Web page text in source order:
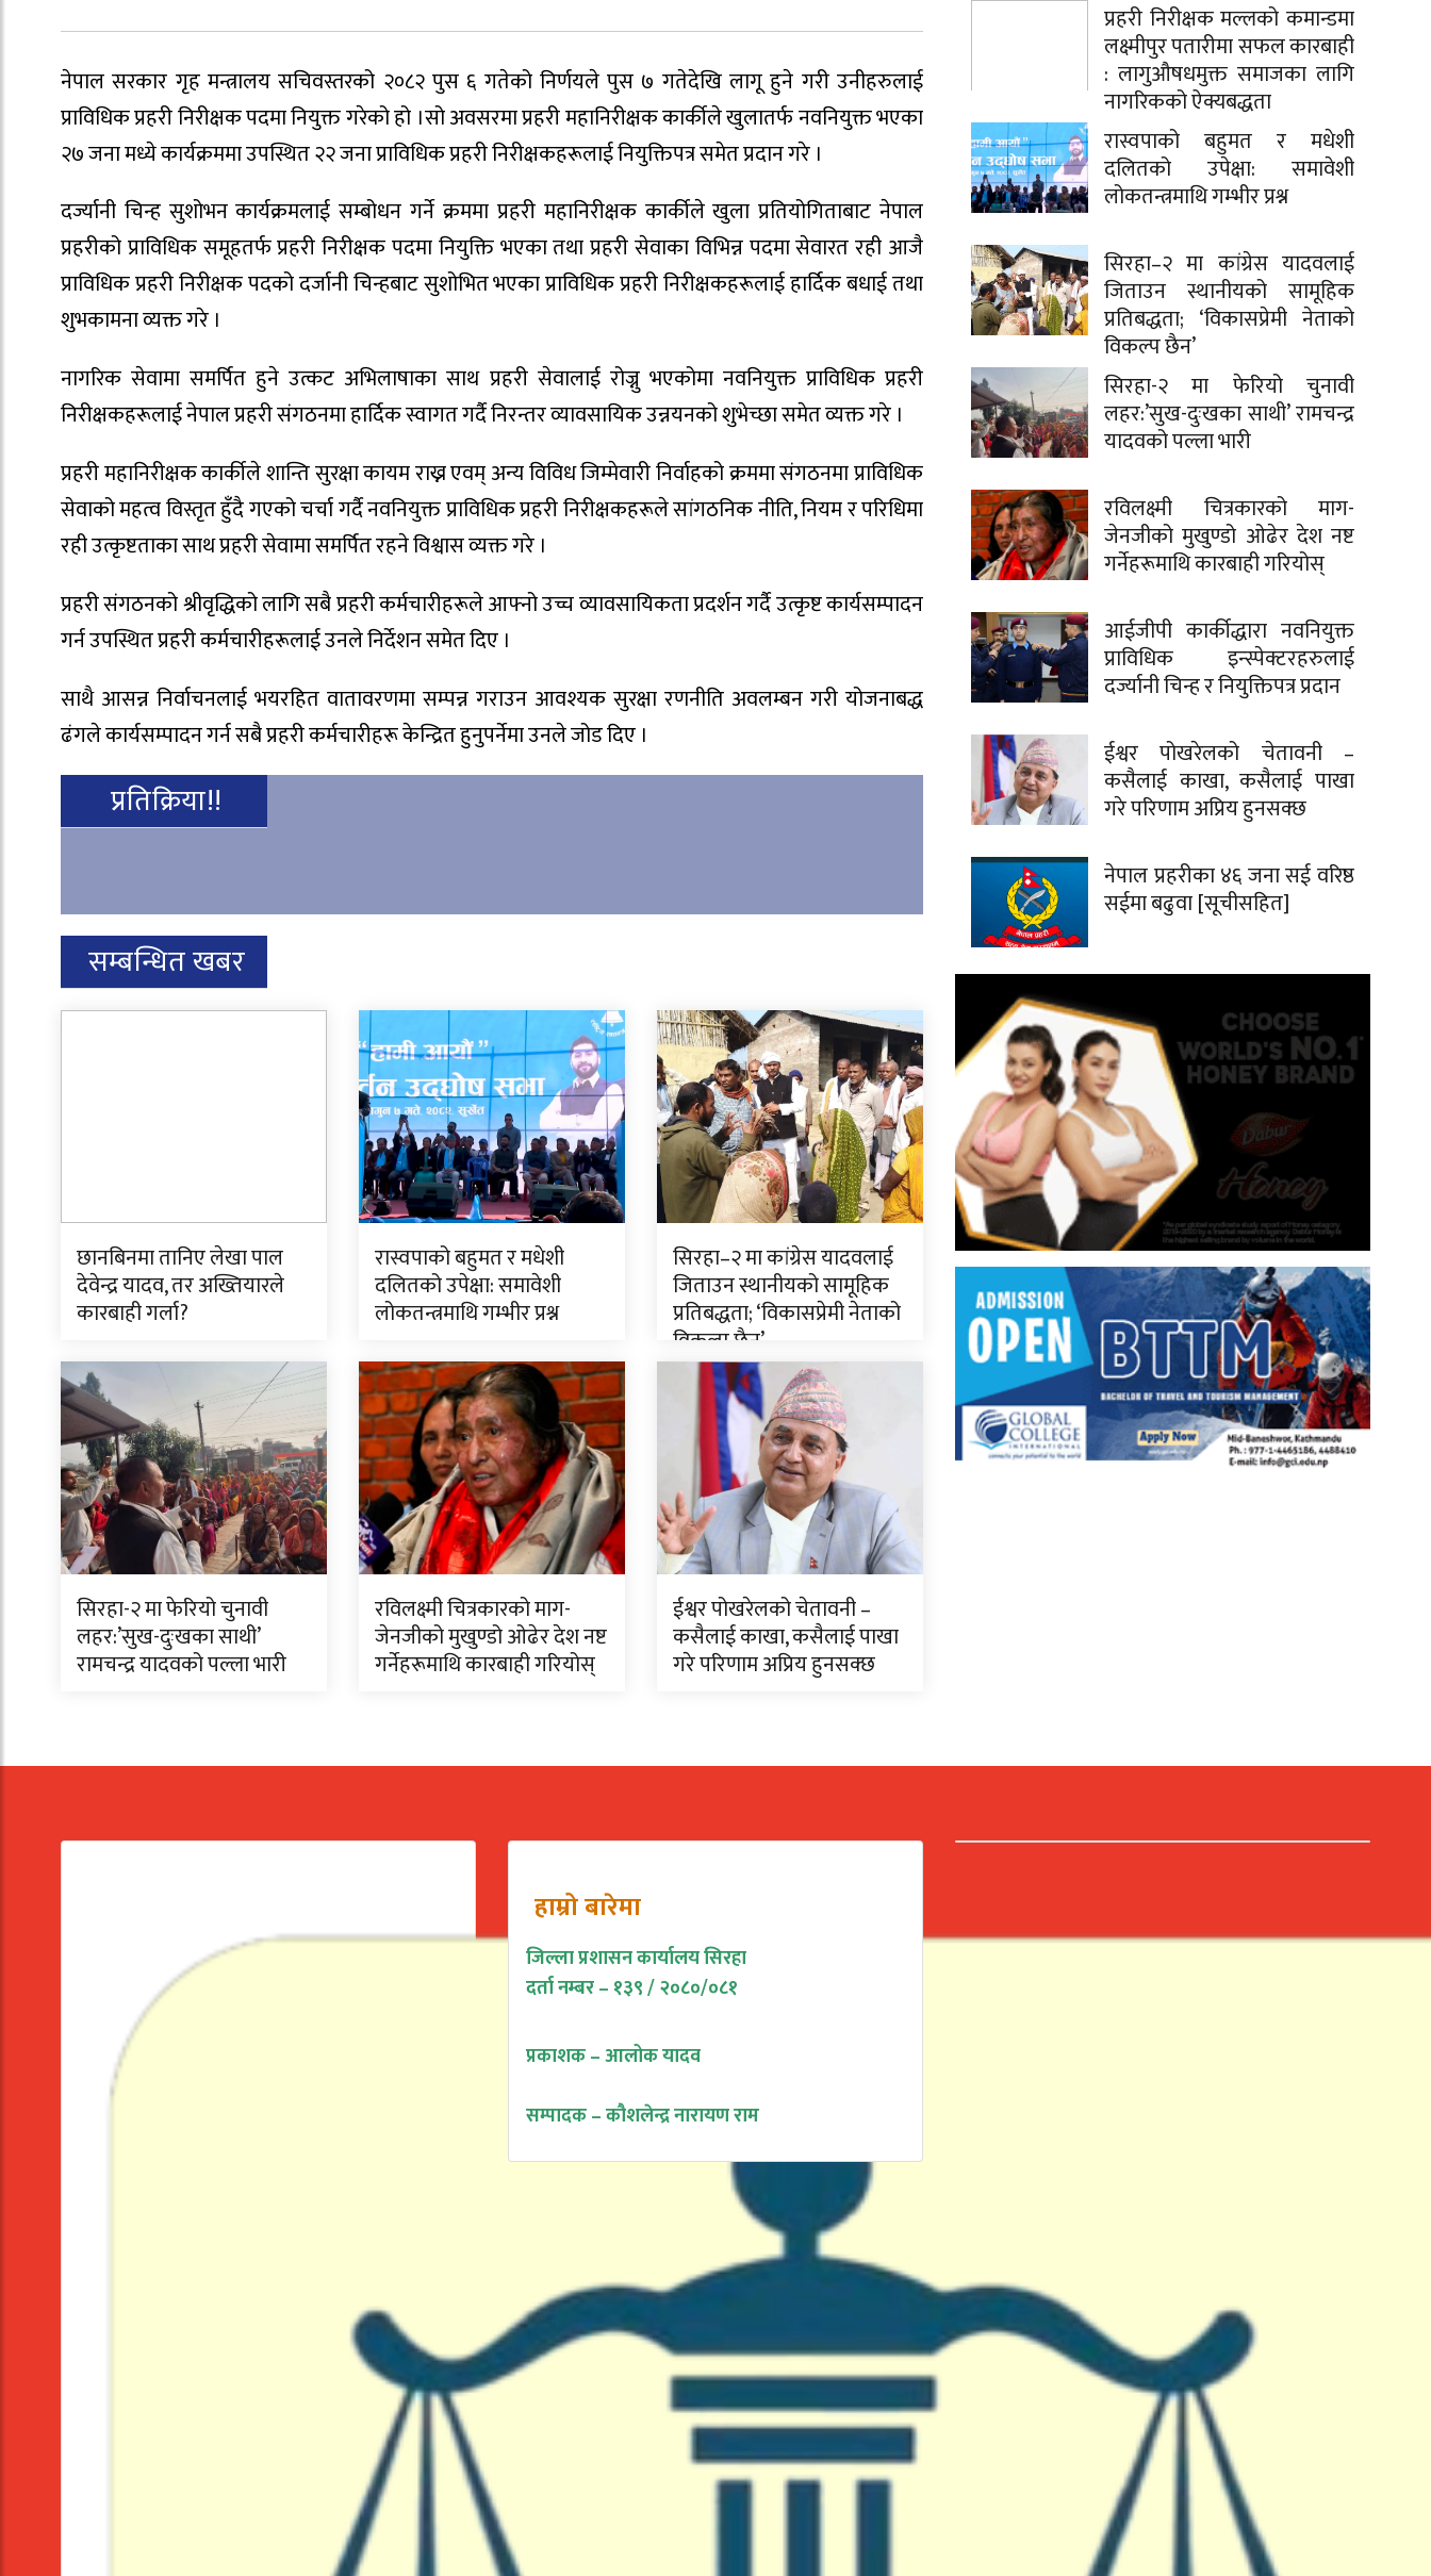
नेपाल सरकार गृह मन्त्रालय सचिवस्तरको २०८२ पुस ६ गतेको निर्णयले पुस ७ गतेदेखि लागू हुने गरी उनीहरुलाई
प्राविधिक प्रहरी निरीक्षक पदमा नियुक्त गरेको हो ।सो अवसरमा प्रहरी महानिरीक्षक कार्कीले खुलातर्फ नवनियुक्त भएका
२७ जना मध्ये कार्यक्रममा उपस्थित २२ जना प्राविधिक प्रहरी निरीक्षकहरूलाई नियुक्तिपत्र समेत प्रदान गरे ।
दर्ज्यानी चिन्ह सुशोभन कार्यक्रमलाई सम्बोधन गर्ने क्रममा प्रहरी महानिरीक्षक कार्कीले खुला प्रतियोगिताबाट नेपाल
प्रहरीको प्राविधिक समूहतर्फ प्रहरी निरीक्षक पदमा नियुक्ति भएका तथा प्रहरी सेवाका विभिन्न पदमा सेवारत रही आजै
प्राविधिक प्रहरी निरीक्षक पदको दर्जानी चिन्हबाट सुशोभित भएका प्राविधिक प्रहरी निरीक्षकहरूलाई हार्दिक बधाई तथा
शुभकामना व्यक्त गरे ।
नागरिक सेवामा समर्पित हुने उत्कट अभिलाषाका साथ प्रहरी सेवालाई रोज्नु भएकोमा नवनियुक्त प्राविधिक प्रहरी
निरीक्षकहरूलाई नेपाल प्रहरी संगठनमा हार्दिक स्वागत गर्दै निरन्तर व्यावसायिक उन्नयनको शुभेच्छा समेत व्यक्त गरे ।
प्रहरी महानिरीक्षक कार्कीले शान्ति सुरक्षा कायम राख्न एवम् अन्य विविध जिम्मेवारी निर्वाहको क्रममा संगठनमा प्राविधिक
सेवाको महत्व विस्तृत हुँदै गएको चर्चा गर्दै नवनियुक्त प्राविधिक प्रहरी निरीक्षकहरूले सांगठनिक नीति, नियम र परिधिमा
रही उत्कृष्टताका साथ प्रहरी सेवामा समर्पित रहने विश्वास व्यक्त गरे ।
प्रहरी संगठनको श्रीवृद्धिको लागि सबै प्रहरी कर्मचारीहरूले आफ्नो उच्च व्यावसायिकता प्रदर्शन गर्दै उत्कृष्ट कार्यसम्पादन
गर्न उपस्थित प्रहरी कर्मचारीहरूलाई उनले निर्देशन समेत दिए ।
साथै आसन्न निर्वाचनलाई भयरहित वातावरणमा सम्पन्न गराउन आवश्यक सुरक्षा रणनीति अवलम्बन गरी योजनाबद्ध
ढंगले कार्यसम्पादन गर्न सबै प्रहरी कर्मचारीहरू केन्द्रित हुनुपर्नेमा उनले जोड दिए ।
प्रतिक्रिया!!
सम्बन्धित खबर
छानबिनमा तानिए लेखा पाल
देवेन्द्र यादव, तर अख्तियारले
कारबाही गर्ला?
रास्वपाको बहुमत र मधेशी
दलितको उपेक्षा: समावेशी
लोकतन्त्रमाथि गम्भीर प्रश्न
सिरहा–२ मा कांग्रेस यादवलाई
जिताउन स्थानीयको सामूहिक
प्रतिबद्धता; ‘विकासप्रेमी नेताको
विकल्प छैन’
सिरहा-२ मा फेरियो चुनावी
लहर:’सुख-दुःखका साथी’
रामचन्द्र यादवको पल्ला भारी
रविलक्ष्मी चित्रकारको माग-
जेनजीको मुखुण्डो ओढेर देश नष्ट
गर्नेहरूमाथि कारबाही गरियोस्
ईश्वर पोखरेलको चेतावनी –
कसैलाई काखा, कसैलाई पाखा
गरे परिणाम अप्रिय हुनसक्छ
प्रहरी निरीक्षक मल्लको कमान्डमा
लक्ष्मीपुर पतारीमा सफल कारबाही
: लागुऔषधमुक्त समाजका लागि
नागरिकको ऐक्यबद्धता
रास्वपाको बहुमत र मधेशी
दलितको उपेक्षा: समावेशी
लोकतन्त्रमाथि गम्भीर प्रश्न
सिरहा–२ मा कांग्रेस यादवलाई
जिताउन स्थानीयको सामूहिक
प्रतिबद्धता; ‘विकासप्रेमी नेताको
विकल्प छैन’
सिरहा-२ मा फेरियो चुनावी
लहर:’सुख-दुःखका साथी’ रामचन्द्र
यादवको पल्ला भारी
रविलक्ष्मी चित्रकारको माग-
जेनजीको मुखुण्डो ओढेर देश नष्ट
गर्नेहरूमाथि कारबाही गरियोस्
आईजीपी कार्कीद्धारा नवनियुक्त
प्राविधिक इन्स्पेक्टरहरुलाई
दर्ज्यानी चिन्ह र नियुक्तिपत्र प्रदान
ईश्वर पोखरेलको चेतावनी –
कसैलाई काखा, कसैलाई पाखा
गरे परिणाम अप्रिय हुनसक्छ
नेपाल प्रहरीका ४६ जना सई वरिष्ठ
सईमा बढुवा [सूचीसहित]
हाम्रो बारेमा
जिल्ला प्रशासन कार्यालय सिरहा
दर्ता नम्बर – १३९ / २०८०/०८१
प्रकाशक – आलोक यादव
सम्पादक – कौशलेन्द्र नारायण राम